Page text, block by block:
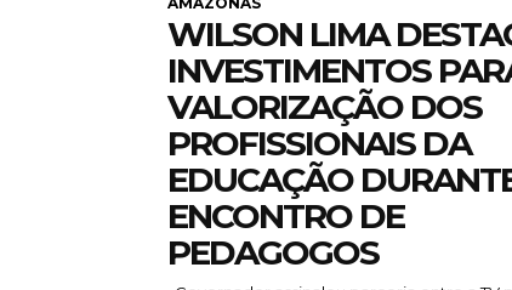
WILSON LIMA
INVESTIMENTOS
VALORIZAÇÃO DOS
PROFISSIONAIS DA
EDUCAÇÃO
ENCONTRO DE
PEDAGOGOS